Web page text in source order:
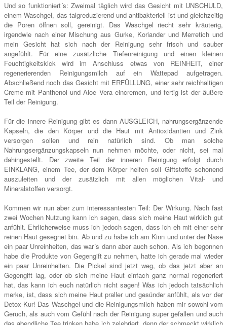
Und so funktioniert´s: Zweimal täglich wird das Gesicht mit UNSCHULD,
einem Waschgel, das talgreduzierend und antibakteriell ist und gleichzeitig
die Poren öffnen soll, gereinigt. Das Waschgel riecht sehr kräuterig,
irgendwie nach einer Mischung aus Gurke, Koriander und Merretich und
mein Gesicht hat sich nach der Reinigung sehr frisch und sauber
angefühlt. Für eine zusätzliche Tiefenreinigung und einen kleinen
Feuchtigkeitskick wird im Anschluss etwas von REINHEIT, einer
regenerierenden Reinigungsmilch auf ein Wattepad aufgetragen.
Abschließend noch das Gesicht mit ERFÜLLUNG, einer sehr reichhaltigen
Creme mit Panthenol und Aloe Vera eincremen, und fertig ist der äußere
Teil der Reinigung.
Für die innere Reinigung gibt es dann AUSGLEICH, nahrungsergänzende
Kapseln, die den Körper und die Haut mit Antioxidantien und Zink
versorgen sollen und rein natürlich sind. Ob man solche
Nahrungsergänzungskapseln nun nehmen möchte, oder nicht, sei mal
dahingestellt. Der zweite Teil der inneren Reinigung erfolgt durch
EINKLANG, einem Tee, der dem Körper helfen soll Giftstoffe schonend
auszuleiten und der zusätzlich mit allen möglichen Vital- und
Mineralstoffen versorgt.
Kommen wir nun aber zum interessantesten Teil: Der Wirkung. Nach fast
zwei Wochen Nutzung kann ich sagen, dass sich meine Haut wirklich gut
anfühlt. Ehrlicherweise muss ich jedoch sagen, dass ich eh mit einer sehr
reinen Haut gesegnet bin. Ab und zu habe ich am Kinn und unter der Nase
ein paar Unreinheiten, das war´s dann aber auch schon. Als ich begonnen
habe die Produkte von Gegengift zu nehmen, hatte ich gerade mal wieder
ein paar Unreinheiten. Die Pickel sind jetzt weg, ob das jetzt aber an
Gegengift lag, oder ob sich meine Haut einfach ganz normal regeneriert
hat, das kann ich euch natürlich nicht sagen! Was ich jedoch tatsächlich
merke, ist, dass sich meine Haut praller und gesünder anfühlt, als vor der
Detox-Kur! Das Waschgel und die Reinigungsmilch haben mir sowohl vom
Geruch, als auch vom Gefühl nach der Reinigung super gefallen und auch